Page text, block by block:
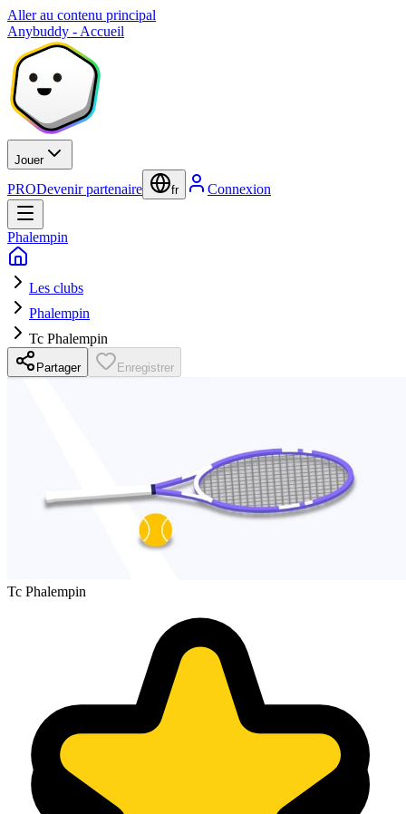
Aller au contenu principal
Anybuddy - Accueil
Jouer
PRODevenir partenaire fr Connexion
Phalempin
Les clubs
Phalempin
Tc Phalempin
Partager Enregistrer
Tc Phalempin